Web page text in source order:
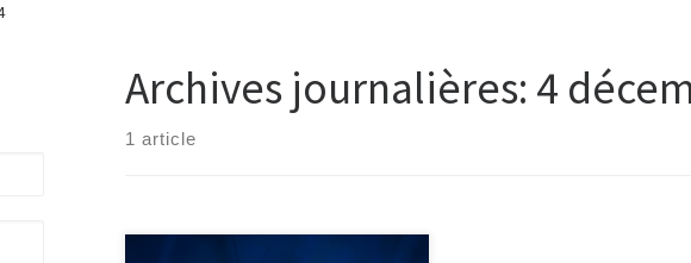
Archives journalières: 4
1 article